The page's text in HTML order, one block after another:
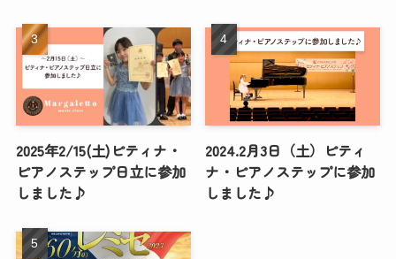
2025年2/15(土)ピティナ・
ピアノステップ日立に参加
しました♪
2024.2月3日（土）ピティ
ナ・ピアノステップに参加
しました♪